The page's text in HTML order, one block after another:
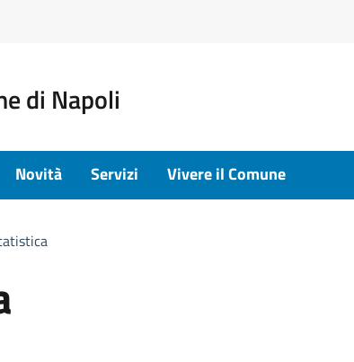
di Napoli
Novità Servizi Vivere il Comune